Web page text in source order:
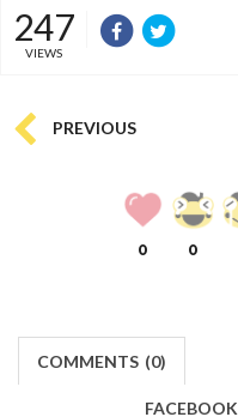
247
VIEWS
PREVIOUS
0 0
COMMENTS (0)
FACEBOOK